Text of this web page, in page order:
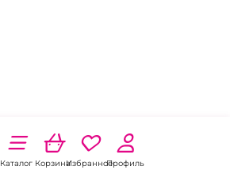
Каталог КорзинаИзбранноеПрофиль